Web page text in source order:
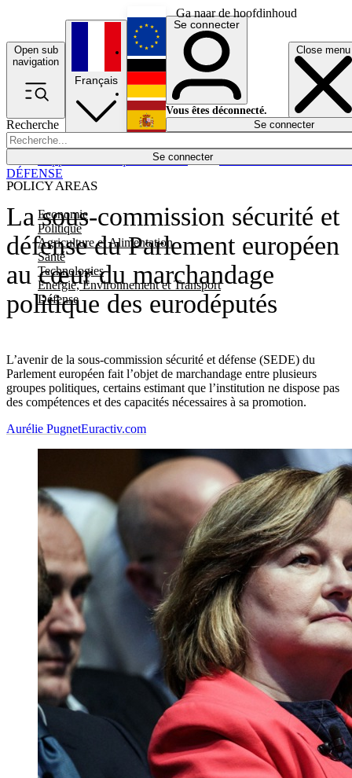
Ga naar de hoofdinhoud
Open sub
navigation
Close menu
Recherche
Se connecter
POLICY AREAS
Economie
Politique
Agriculture et Alimentation
Santé
Technologies
Energie, Environnement et Transport
Défense
Économie
Français
English
Deutsch
Español
Se connecter
Vous êtes déconnecté.
Se connecter
La sous-commission sécurité et
défense du Parlement européen
au cœur du marchandage
politique des eurodéputés
L’avenir de la sous-commission sécurité et défense (SEDE) du
Parlement européen fait l’objet de marchandage entre plusieurs
groupes politiques, certains estimant que l’institution ne dispose pas
des compétences et des capacités nécessaires à sa promotion.
DÉFENSE
Aurélie PugnetEuractiv.com